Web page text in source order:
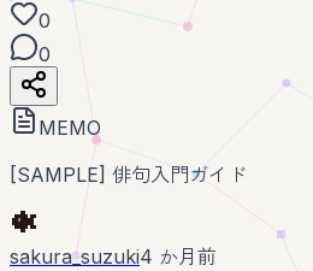
0
0
MEMO
[SAMPLE] 俳句入門ガイド
sakura_suzuki4 か月前